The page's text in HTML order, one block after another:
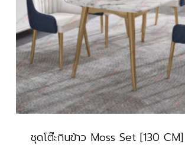
ชุดโต๊ะกินข้าว Moss Set [130 CM]